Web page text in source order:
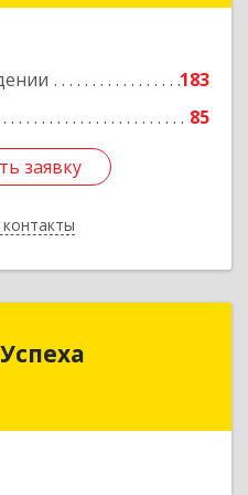
183
85
заявку
заявку